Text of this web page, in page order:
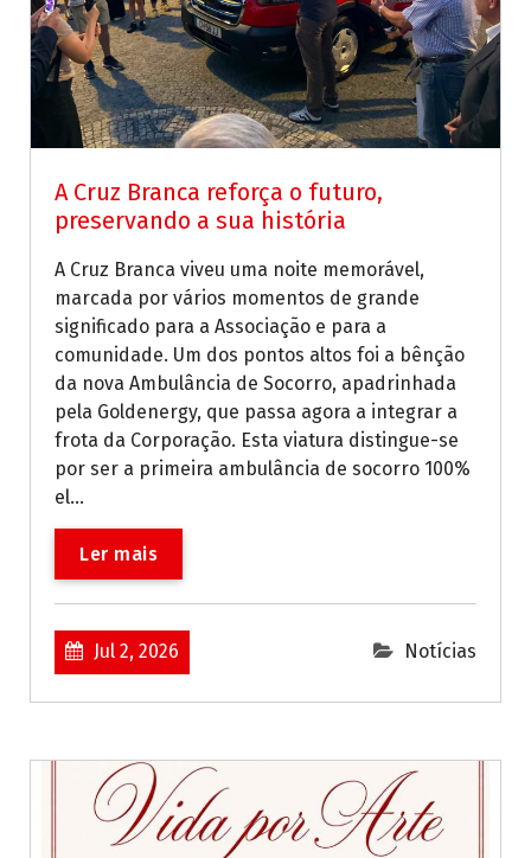
A Cruz Branca reforça o futuro,
preservando a sua história
A Cruz Branca viveu uma noite memorável,
marcada por vários momentos de grande
significado para a Associação e para a
comunidade. Um dos pontos altos foi a bênção
da nova Ambulância de Socorro, apadrinhada
pela Goldenergy, que passa agora a integrar a
frota da Corporação. Esta viatura distingue-se
por ser a primeira ambulância de socorro 100%
el...
Ler mais
Jul 2, 2026 Notícias